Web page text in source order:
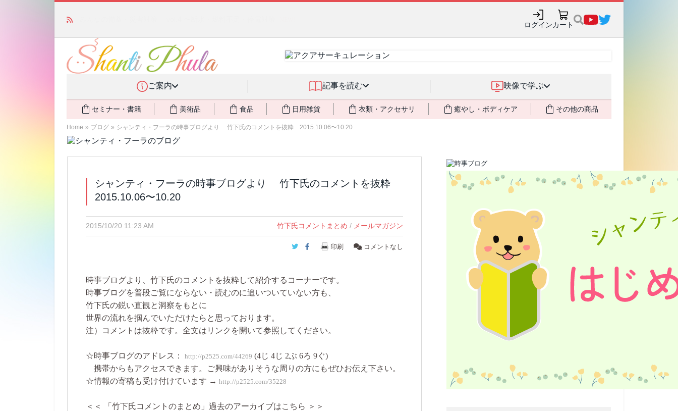
ログインカート
ご案内 記事を読む 映像で学ぶ
セミナー・書籍 美術品 食品 日用雑貨 衣類・アクセサリ 癒やし・ボディケア その他の商品
Home » ブログ » シャンティ・フーラの時事ブログより 竹下氏のコメントを抜粋 2015.10.06〜10.20
シャンティ・フーラの時事ブログより 竹下氏のコメントを抜粋
2015.10.06〜10.20
2015/10/20 11:23 AM 竹下氏コメントまとめ / メールマガジン
Twitter
Facebook
印刷 コメントなし
時事ブログより、竹下氏のコメントを抜粋して紹介するコーナーです。
時事ブログを普段ご覧にならない・読むのに追いついていない方も、
竹下氏の鋭い直観と洞察をもとに
世界の流れを掴んでいただけたらと思っております。
注）コメントは抜粋です。全文はリンクを開いて参照してください。
☆時事ブログのアドレス： http://p2525.com/44269 (4じ 4じ 2ぶ 6ろ 9ぐ)
携帯からもアクセスできます。ご興味がありそうな周りの方にもぜひお伝え下さい。
☆情報の寄稿も受け付けています → http://p2525.com/35228
＜＜ 「竹下氏コメントのまとめ」過去のアーカイブはこちら ＞＞